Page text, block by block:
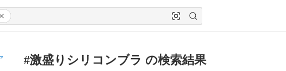
#激盛りシリコンブラ の検索結果